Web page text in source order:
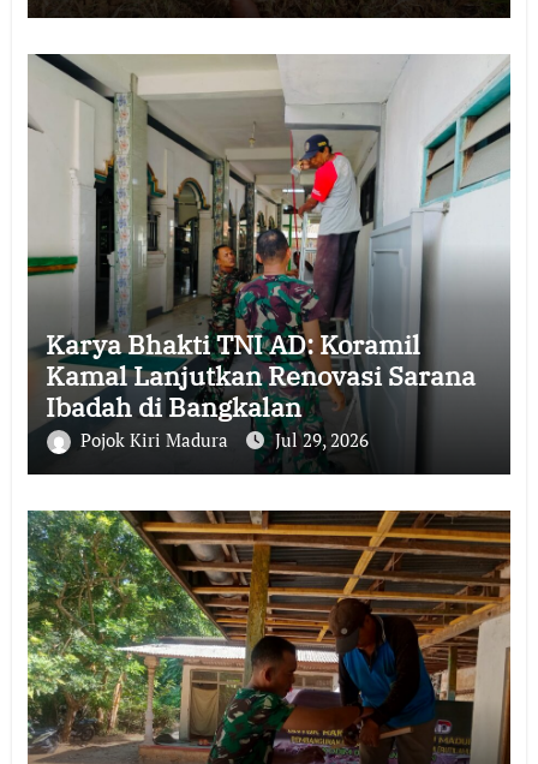
Karya Bhakti TNI AD: Koramil
Kamal Lanjutkan Renovasi Sarana
Ibadah di Bangkalan
Pojok Kiri Madura Jul 29, 2026